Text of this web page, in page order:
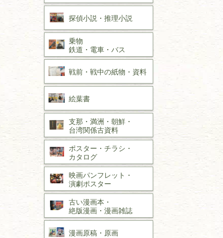
探偵小説・ 推理小説
乗物
鉄道・ 電車・ バス
戦前・戦中の紙物・資料
絵葉書
支那・満洲・朝鮮・
台湾関係古資料
ポスター・チラシ・
カタログ
映画パンフレット・
演劇ポスター
古い漫画本・
絶版漫画・漫画雑誌
漫画原稿・ 原画